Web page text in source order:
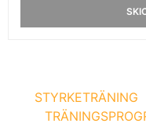
STYRKETRÄNING